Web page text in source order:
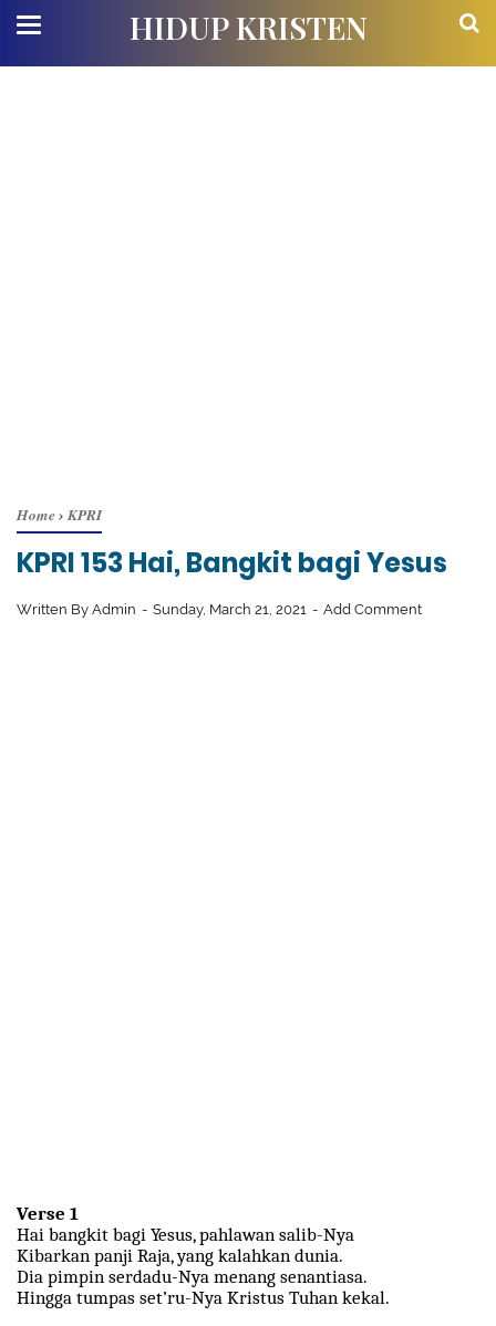
HIDUP KRISTEN
Home› KPRI
KPRI 153 Hai, Bangkit bagi Yesus
Written By Admin Sunday, March 21, 2021 Add Comment
Verse 1
Hai bangkit bagi Yesus, pahlawan salib-Nya
Kibarkan panji Raja, yang kalahkan dunia.
Dia pimpin serdadu-Nya menang senantiasa.
Hingga tumpas set’ru-Nya Kristus Tuhan kekal.